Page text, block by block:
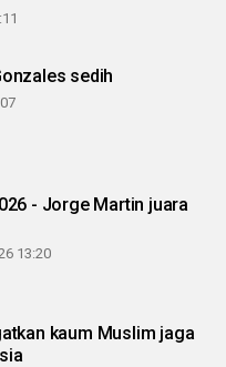
sedih
- Jorge Martin juara
13:20
kaum Muslim jaga